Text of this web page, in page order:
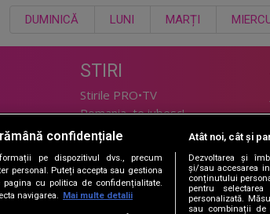
DUMINICĂ LUNI MARȚI
STIRI
Stirile PRO•TV
Romania, te iubesc!
TEHNOLOGIE
I Like IT
confidențiale
pe dispozitivul dvs., precum
personal. Puteți accepta sau gestiona
cu politica de confidențialitate.
navigarea.
Mai multe detalii
Atât noi, cât și
Dezvoltarea și
și/sau accesarea
conținutului
pentru
personalizată.
sau combinații de